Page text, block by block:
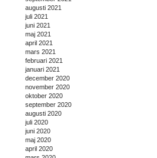
augusti 2021
juli 2021
juni 2021
maj 2021
april 2021
mars 2021
februari 2021
januari 2021
december 2020
november 2020
oktober 2020
september 2020
augusti 2020
juli 2020
juni 2020
maj 2020
april 2020